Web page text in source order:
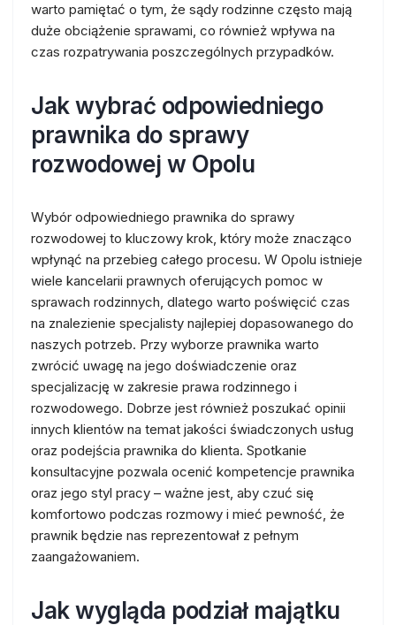
warto pamiętać o tym, że sądy rodzinne często mają
duże obciążenie sprawami, co również wpływa na
czas rozpatrywania poszczególnych przypadków.
Jak wybrać odpowiedniego
prawnika do sprawy
rozwodowej w Opolu
Wybór odpowiedniego prawnika do sprawy
rozwodowej to kluczowy krok, który może znacząco
wpłynąć na przebieg całego procesu. W Opolu istnieje
wiele kancelarii prawnych oferujących pomoc w
sprawach rodzinnych, dlatego warto poświęcić czas
na znalezienie specjalisty najlepiej dopasowanego do
naszych potrzeb. Przy wyborze prawnika warto
zwrócić uwagę na jego doświadczenie oraz
specjalizację w zakresie prawa rodzinnego i
rozwodowego. Dobrze jest również poszukać opinii
innych klientów na temat jakości świadczonych usług
oraz podejścia prawnika do klienta. Spotkanie
konsultacyjne pozwala ocenić kompetencje prawnika
oraz jego styl pracy – ważne jest, aby czuć się
komfortowo podczas rozmowy i mieć pewność, że
prawnik będzie nas reprezentował z pełnym
zaangażowaniem.
Jak wygląda podział majątku